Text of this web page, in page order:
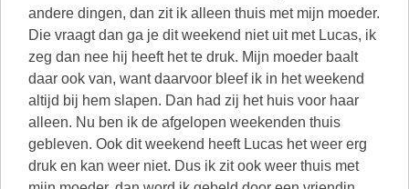
andere dingen, dan zit ik alleen thuis met mijn moeder.
Die vraagt dan ga je dit weekend niet uit met Lucas, ik
zeg dan nee hij heeft het te druk. Mijn moeder baalt
daar ook van, want daarvoor bleef ik in het weekend
altijd bij hem slapen. Dan had zij het huis voor haar
alleen. Nu ben ik de afgelopen weekenden thuis
gebleven. Ook dit weekend heeft Lucas het weer erg
druk en kan weer niet. Dus ik zit ook weer thuis met